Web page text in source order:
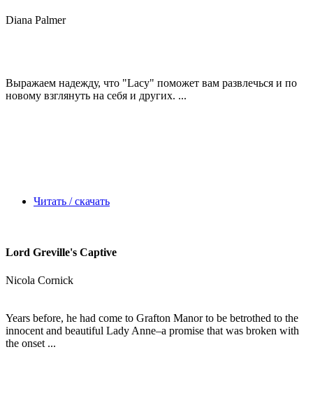
Diana Palmer
Выражаем надежду, что "Lacy" поможет вам развлечься и по
новому взглянуть на себя и других. ...
Читать / скачать
Lord Greville's Captive
Nicola Cornick
Years before, he had come to Grafton Manor to be betrothed to the
innocent and beautiful Lady Anne–a promise that was broken with
the onset ...